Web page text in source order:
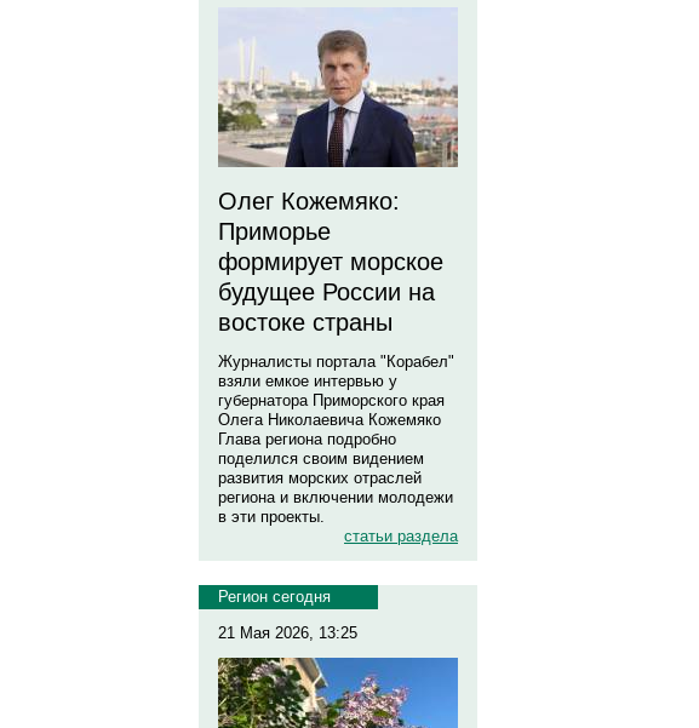
Олег Кожемяко:
Приморье
формирует морское
будущее России на
востоке страны
Журналисты портала "Корабел"
взяли емкое интервью у
губернатора Приморского края
Олега Николаевича Кожемяко
Глава региона подробно
поделился своим видением
развития морских отраслей
региона и включении молодежи
в эти проекты.
статьи раздела
Регион сегодня
21 Мая 2026, 13:25